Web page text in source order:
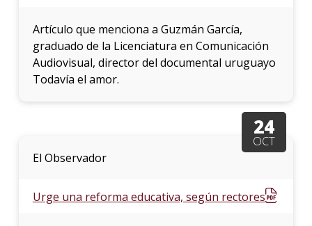
Artículo que menciona a Guzmán García,
graduado de la Licenciatura en Comunicación
Audiovisual, director del documental uruguayo
Todavía el amor.
24
OCT
El Observador
Urge una reforma educativa, según rectores